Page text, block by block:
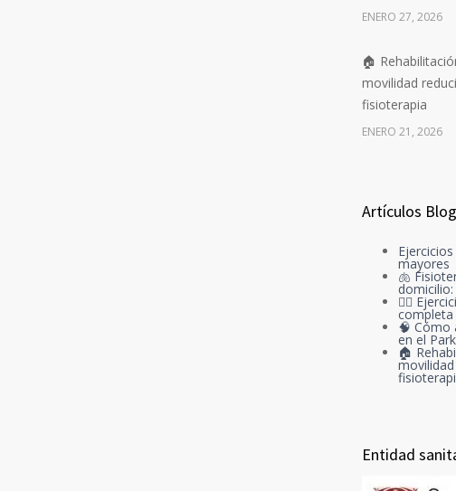
ENERO 27, 2026
🏠
movilidad
fisioterapia
ENERO 21, 2026
Artículos Blog
mayores
🫁
🏋️‍♀️
completa
🧠 Cómo
en el
🏠
Entidad